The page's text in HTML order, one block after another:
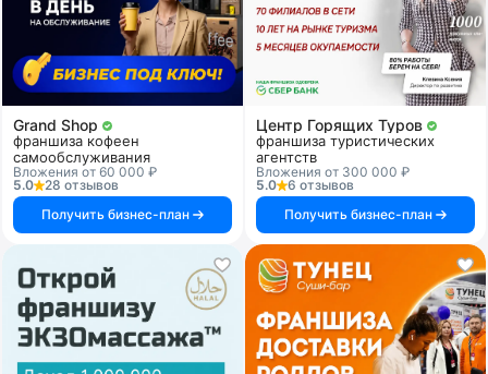
Grand Shop
франшиза кофеен
самообслуживания
Вложения от 60 000 ₽
5.0
28 отзывов
Получить бизнес-план
Центр Горящих Туров
франшиза туристических
агентств
Вложения от 300 000 ₽
5.0
6 отзывов
Получить бизнес-план